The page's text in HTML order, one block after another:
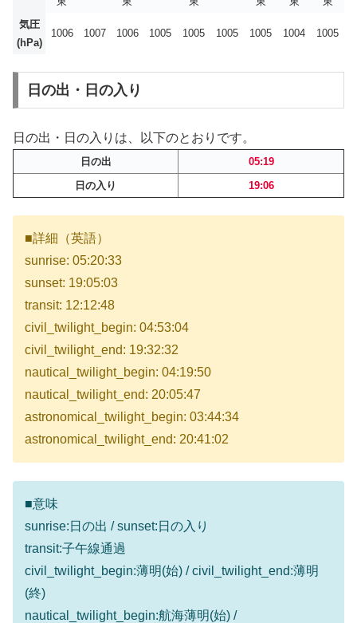
気圧
(hPa)
1006 1007 1006 1005 1005 1005 1005 1004 1005
日の出・日の入り
日の出・日の入りは、以下のとおりです。
日の出
05:19
日の入り
19:06
■詳細（英語）
sunrise: 05:20:33
sunset: 19:05:03
transit: 12:12:48
civil_twilight_begin: 04:53:04
civil_twilight_end: 19:32:32
nautical_twilight_begin: 04:19:50
nautical_twilight_end: 20:05:47
astronomical_twilight_begin: 03:44:34
astronomical_twilight_end: 20:41:02
■意味
sunrise:日の出 / sunset:日の入り
transit:子午線通過
civil_twilight_begin:薄明(始) / civil_twilight_end:薄明
(終)
nautical_twilight_begin:航海薄明(始) /